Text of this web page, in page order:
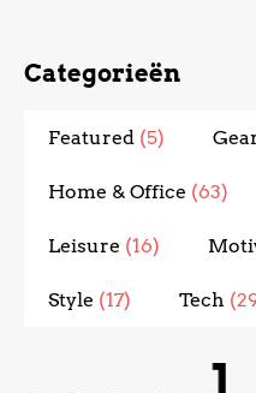
Categorieën
Featured (5)
Home & Office (63)
Leisure (16)
Style (17) Tech